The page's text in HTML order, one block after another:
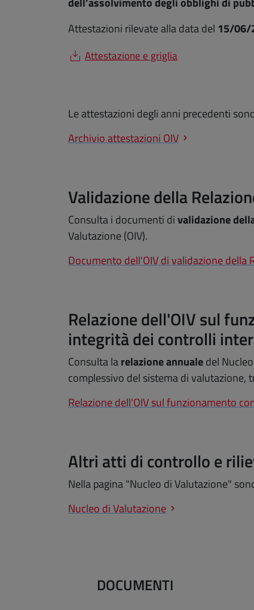
Attestazioni rilevate alla data del 15/06/
Attestazione e griglia
Le attestazioni degli anni precedenti
Archivio attestazioni OIV
Validazione della
Consulta i documenti divalidazione
Valutazione (OIV).
Documento dell'OIV di validazione della
Relazione dell'OIV sul
integrità dei controlli
Consulta larelazione annualedel
complessivo del sistema di valutazione,
Relazione dell'OIV sul funzionamento
Altri atti di controllo e
Nella pagina "Nucleo di Valutazione"
Nucleo di Valutazione
DOCUMENTI